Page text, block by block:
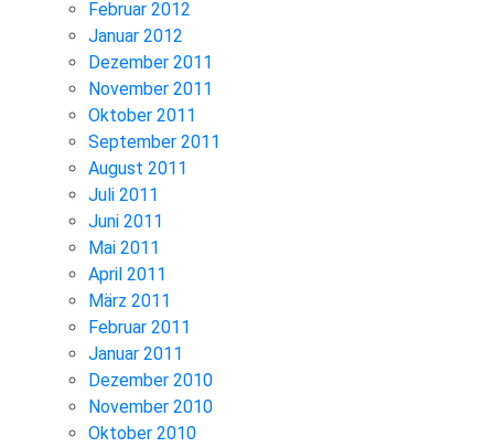
Februar 2012
Januar 2012
Dezember 2011
November 2011
Oktober 2011
September 2011
August 2011
Juli 2011
Juni 2011
Mai 2011
April 2011
März 2011
Februar 2011
Januar 2011
Dezember 2010
November 2010
Oktober 2010